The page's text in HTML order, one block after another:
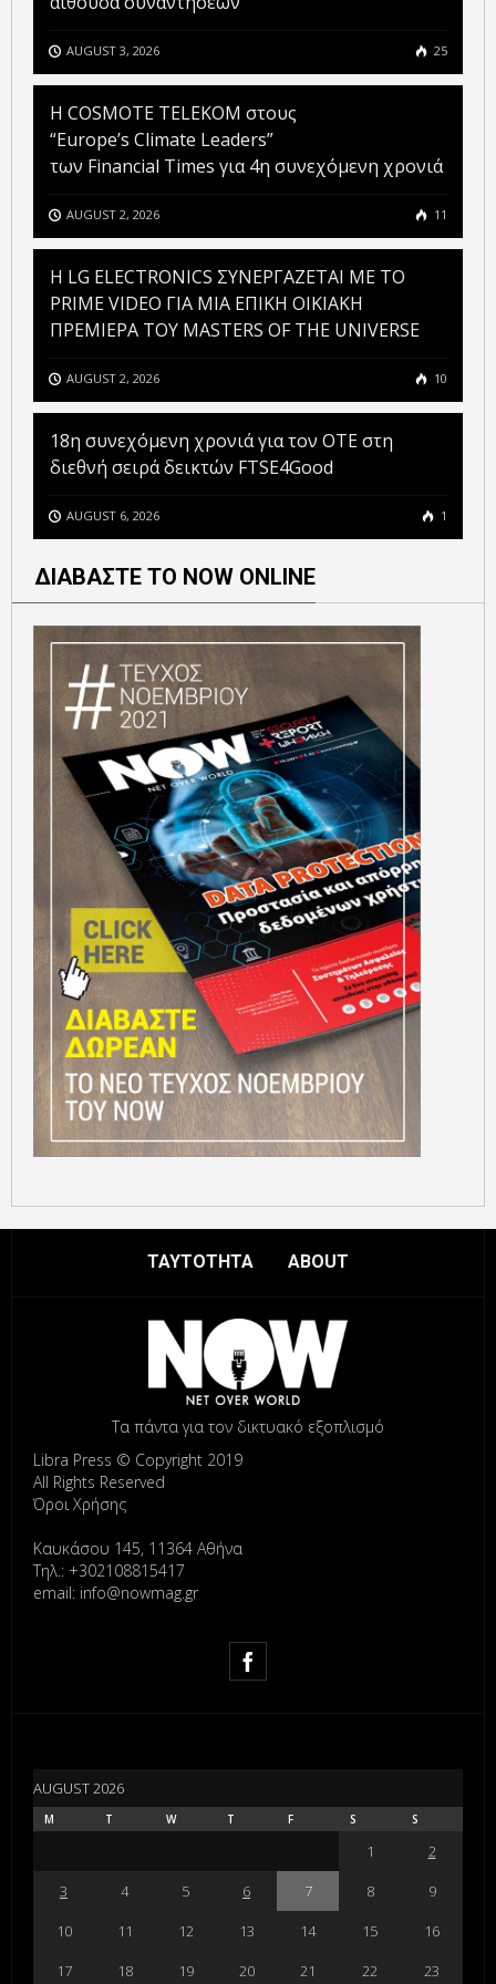
AUGUST 3, 2026 25
Η COSMOTE TELEKOM στους
“Europe’s Climate Leaders”
των Financial Times για 4η συνεχόμενη χρονιά
AUGUST 2, 2026 11
H LG ELECTRONICS ΣΥΝΕΡΓΑΖΕΤΑΙ ΜΕ ΤΟ
PRIME VIDEO ΓΙΑ ΜΙΑ ΕΠΙΚΗ ΟΙΚΙΑΚΗ
ΠΡΕΜΙΕΡΑ ΤΟΥ MASTERS OF THE UNIVERSE
AUGUST 2, 2026 10
18η συνεχόμενη χρονιά για τον ΟΤΕ στη
διεθνή σειρά δεικτών FTSE4Good
AUGUST 6, 2026 1
ΔΙΑΒΑΣΤΕ ΤΟ NOW ONLINE
ΤΑΥΤΟΤΗΤΑ ABOUT
Τα πάντα για τον δικτυακό εξοπλισμό
Libra Press © Copyright 2019
All Rights Reserved
Όροι Χρήσης
Καυκάσου 145, 11364 Αθήνα
Τηλ.: +302108815417
email: info@nowmag.gr
AUGUST 2026
M T W T F S S
1
2
3
4 5 6 7 8
9
10
11 12 13 14 15
16
17
18 19 20 21 22 23